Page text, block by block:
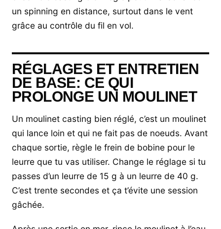
un spinning en distance, surtout dans le vent
grâce au contrôle du fil en vol.
RÉGLAGES ET ENTRETIEN
DE BASE: CE QUI
PROLONGE UN MOULINET
Un moulinet casting bien réglé, c’est un moulinet
qui lance loin et qui ne fait pas de noeuds. Avant
chaque sortie, règle le frein de bobine pour le
leurre que tu vas utiliser. Change le réglage si tu
passes d’un leurre de 15 g à un leurre de 40 g.
C’est trente secondes et ça t’évite une session
gâchée.